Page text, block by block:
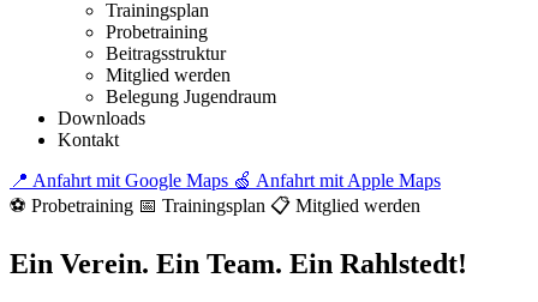
Trainingsplan
Probetraining
Beitragsstruktur
Mitglied werden
Belegung Jugendraum
Downloads
Kontakt
📍 Anfahrt mit Google Maps 🍏 Anfahrt mit Apple Maps
⚽ Probetraining 📅 Trainingsplan 📋 Mitglied werden
Ein Verein. Ein Team. Ein Rahlstedt!